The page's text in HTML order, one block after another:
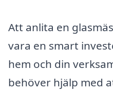
Att anlita en
vara en smart
hem och din
behöver hjälp med